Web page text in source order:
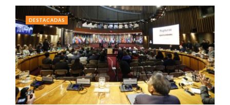
DESTACADAS